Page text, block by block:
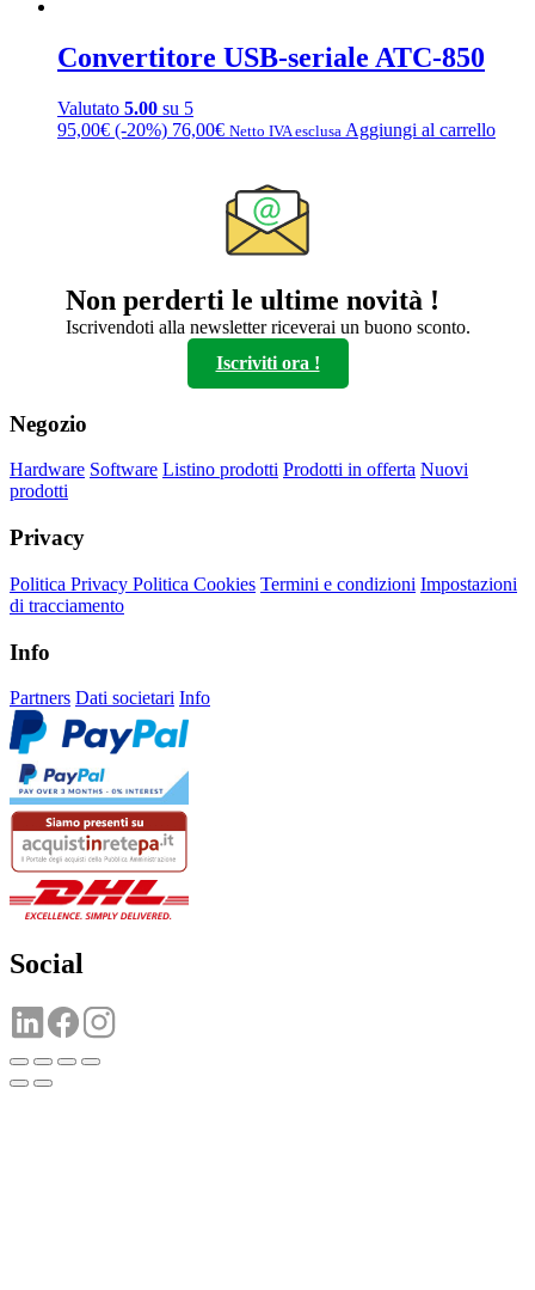
Convertitore USB-seriale ATC-850
Valutato 5.00 su 5
95,00€ (-20%) 76,00€ Netto IVA esclusa Aggiungi al carrello
Non perderti le ultime novità !
Iscrivendoti alla newsletter riceverai un buono sconto.
Iscriviti ora !
Negozio
Hardware Software Listino prodotti Prodotti in offerta Nuovi
prodotti
Privacy
Politica Privacy Politica Cookies Termini e condizioni Impostazioni
di tracciamento
Info
Partners Dati societari Info
Social